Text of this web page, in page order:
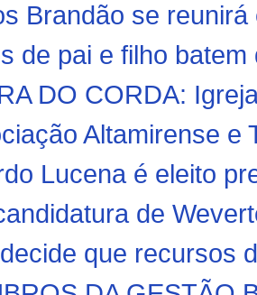
Brandão se
de pai e filho
DO CORDA:
Altamirense e
Lucena é eleito
de
que recursos